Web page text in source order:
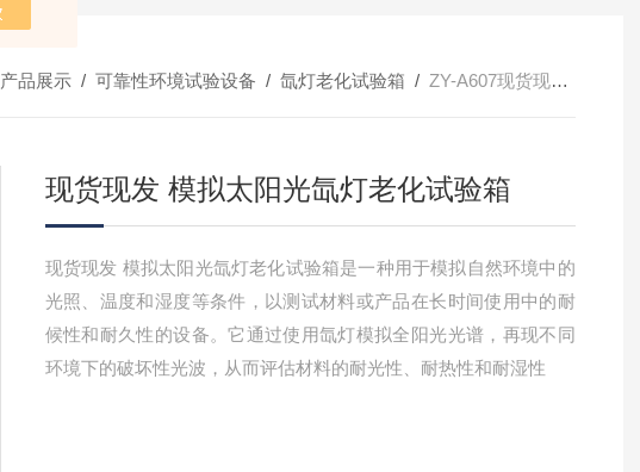
产品展示/ 可靠性环境试验设备 / 氙灯老化试验箱 / ZY-A607现货现发 模拟太阳光氙灯老化试验箱
现货现发 模拟太阳光氙灯老化试验箱
现货现发 模拟太阳光氙灯老化试验箱是一种用于模拟自然环境中的
光照、温度和湿度等条件，以测试材料或产品在长时间使用中的耐
候性和耐久性的设备。它通过使用氙灯模拟全阳光光谱，再现不同
环境下的破坏性光波，从而评估材料的耐光性、耐热性和耐湿性‌